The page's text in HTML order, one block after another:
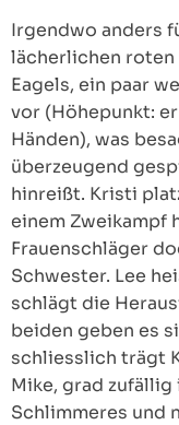
Irgendwo anders
lächerlichen roten
Eagels, ein paar
vor (Höhepunkt:
Händen), was
überzeugend
hinreißt. Kristi
einem Zweikampf
Frauenschläger
Schwester. Lee
schlägt die
beiden geben es
schliesslich trägt
Mike, grad
Schlimmeres und